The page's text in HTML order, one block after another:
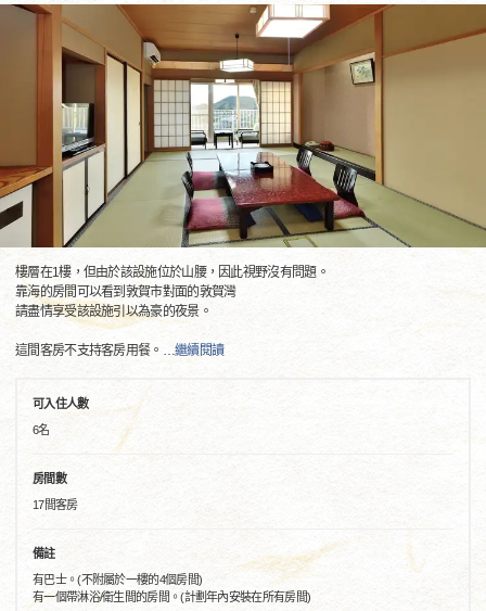
樓層在1樓，但由於該設施位於山腰，因此視野沒有問題。
靠海的房間可以看到敦賀市對面的敦賀灣
請盡情享受該設施引以為豪的夜景。
這間客房不支持客房用餐。 …繼續閱讀
可入住人數
6名
房間數
17間客房
備註
有巴士。(不附屬於一樓的4個房間)
有一個帶淋浴/衛生間的房間。(計劃年內安裝在所有房間)